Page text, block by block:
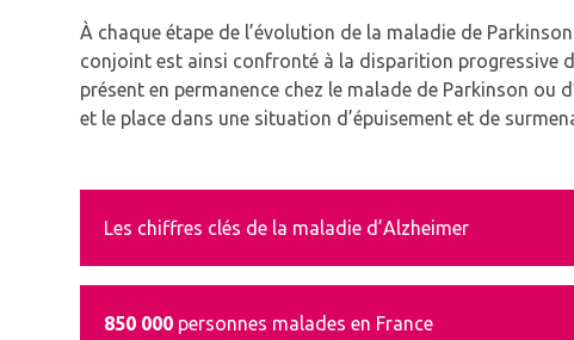
À chaque étape de l’évolution de la maladie de
conjoint est ainsi confronté à la disparition progressive
présent en permanence chez le malade de Parkinson
et le place dans une situation d’épuisement et de
Les chiffres clés de la maladie d’Alzheimer
850 000 personnes malades en France